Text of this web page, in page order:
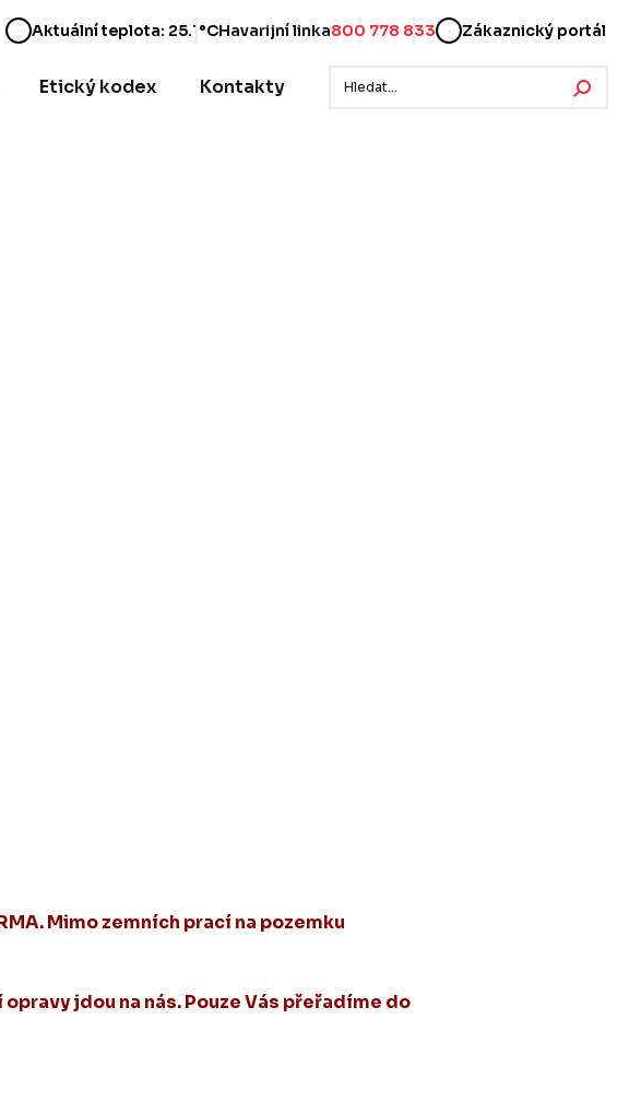
Etický kodex Kontakty
Aktuální teplota: 25.1°CHavarijní linka800 778 833 Zákaznický portál
Mimo zemních prací na pozemku
jdou na nás. Pouze Vás přeřadíme do